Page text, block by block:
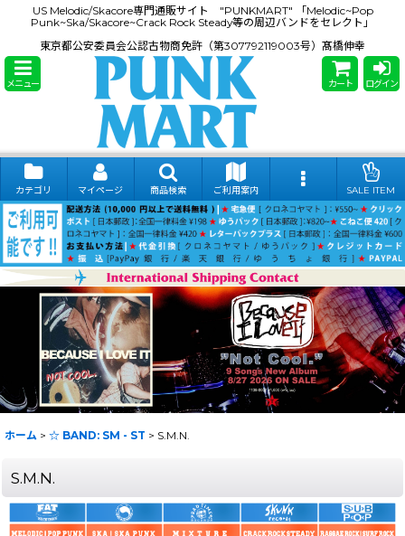
US Melodic/Skacore専門通販サイト "PUNKMART" 「Melodic~Pop
Punk~Ska/Skacore~Crack Rock Steady等の周辺バンドをセレクト」
東京都公安委員会公認古物商免許（第307792119003号）髙橋伸幸
メニュー カート ログイン
カテゴリ マイページ 商品検索 ご利用案内 SALE ITEM
ホーム > ☆ BAND: SM - ST > S.M.N.
S.M.N.